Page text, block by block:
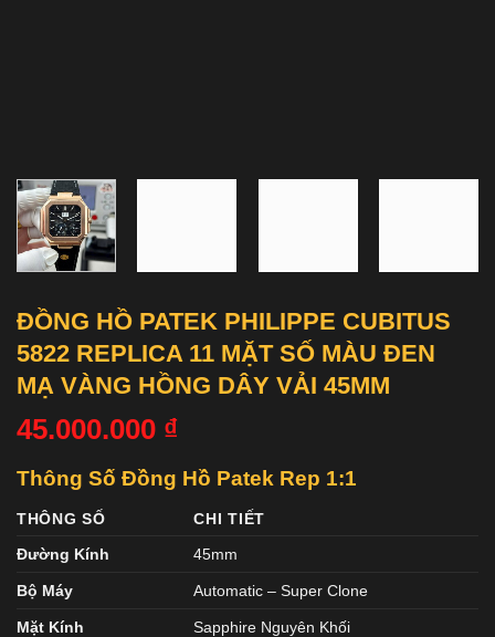
ĐỒNG HỒ PATEK PHILIPPE CUBITUS
5822 REPLICA 11 MẶT SỐ MÀU ĐEN
MẠ VÀNG HỒNG DÂY VẢI 45MM
45.000.000 ₫
Thông Số Đồng Hồ Patek Rep 1:1
THÔNG SỐ
CHI TIẾT
Đường Kính
45mm
Bộ Máy Automatic – Super Clone
Mặt Kính Sapphire Nguyên Khối